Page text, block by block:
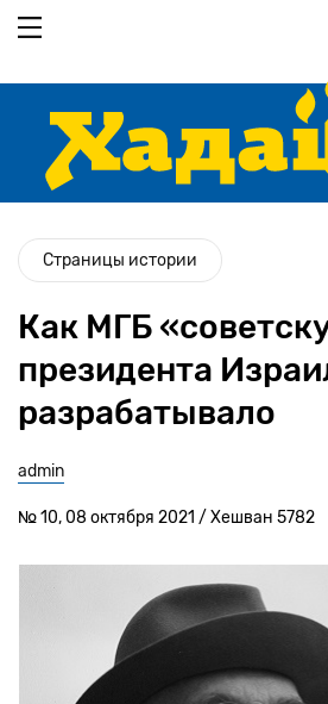
основному
Страницы истории
Как МГБ
президента
разрабатывало
admin
№ 10, 08 октября 2021 / Хешван 5782